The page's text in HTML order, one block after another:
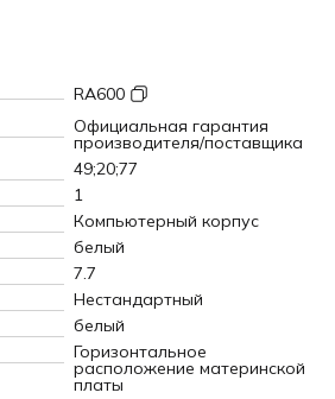
RA600
Официальная гарантия
производителя/поставщика
49;20;77
1
Компьютерный корпус
белый
7.7
Нестандартный
белый
Горизонтальное
расположение материнской
платы